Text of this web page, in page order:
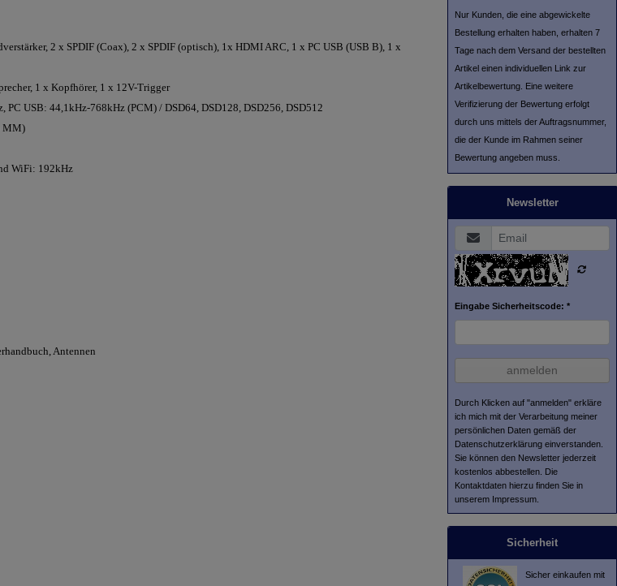
2 x SPDIF (Coax), 2 x SPDIF (optisch), 1x HDMI ARC, 1 x PC USB (USB B), 1 x
1 x Kopfhörer, 1 x 12V-Trigger
USB: 44,1kHz-768kHz (PCM) / DSD64, DSD128, DSD256, DSD512
MM)
WiFi: 192kHz
Antennen
Nur Kunden, die eine abgewickelte
Bestellung erhalten haben, erhalten 7
Tage nach dem Versand der bestellten
Artikel einen individuellen Link zur
Artikelbewertung. Eine weitere
Verifizierung der Bewertung erfolgt
durch uns mittels der Auftragsnummer,
die der Kunde im Rahmen seiner
Bewertung angeben muss.
Newsletter
Eingabe Sicherheitscode: *
anmelden
Durch Klicken auf "anmelden" erkläre
ich mich mit der Verarbeitung meiner
persönlichen Daten gemäß der
Datenschutzerklärung einverstanden.
Sie können den Newsletter jederzeit
kostenlos abbestellen. Die
Kontaktdaten hierzu finden Sie in
unserem Impressum.
Sicherheit
Sicher einkaufen mit